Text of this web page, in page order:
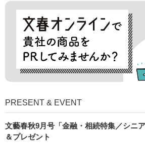
PRESENT & EVENT
文藝春秋9月号「金融・相続特集／シニ
＆プレゼント